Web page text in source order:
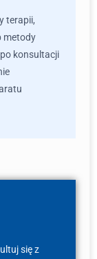
terapii,
metody
konsultacji
się z